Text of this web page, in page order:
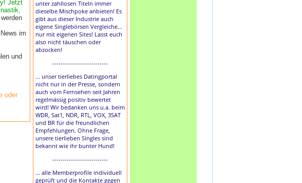
Jetzt
im
und
oder
unter zahllosen Titeln immer
dieselbe Mischpoke anbieten! Es
gibt aus dieser Industrie auch
eigene Singlebörsen Vergleiche...
nur mit eigenen Sites! Lasst euch
also nicht täuschen oder
abzocken!
---------------------------
... unser tierliebes Datingportal
nicht nur in der Presse, sondern
auch vom Fernsehen seit Jahren
regelmässig positiv bewertet
wird! Wir bedanken uns u.a. beim
WDR, Sat1, NDR, RTL, VOX, 3SAT
und BR für die freundlichen
Empfehlungen. Ohne Frage,
unsere tierlieben Singles sind
bekannt wie ihr bunter Hund!
---------------------------
... alle Memberprofile individuell
geprüft und die Kontakte gegen